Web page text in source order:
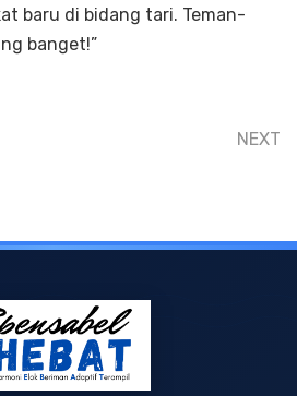
baru di bidang tari. Teman-
banget!”
NEXT